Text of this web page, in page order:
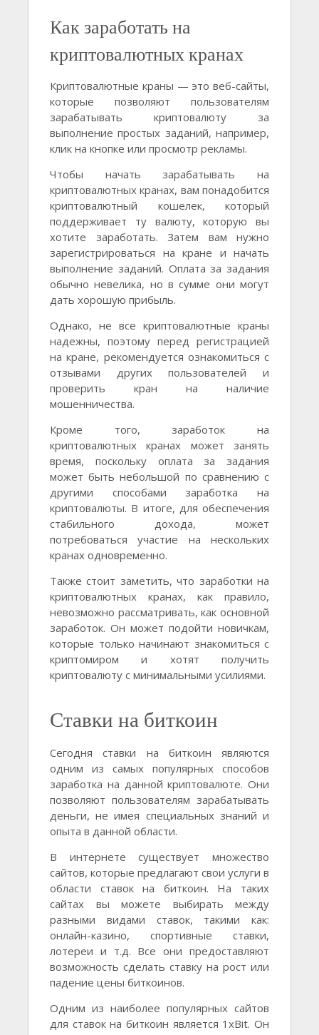
Как заработать на
криптовалютных кранах
Криптовалютные краны — это веб-сайты,
которые позволяют пользователям
зарабатывать криптовалюту за
выполнение простых заданий, например,
клик на кнопке или просмотр рекламы.
Чтобы начать зарабатывать на
криптовалютных кранах, вам понадобится
криптовалютный кошелек, который
поддерживает ту валюту, которую вы
хотите заработать. Затем вам нужно
зарегистрироваться на кране и начать
выполнение заданий. Оплата за задания
обычно невелика, но в сумме они могут
дать хорошую прибыль.
Однако, не все криптовалютные краны
надежны, поэтому перед регистрацией
на кране, рекомендуется ознакомиться с
отзывами других пользователей и
проверить кран на наличие
мошенничества.
Кроме того, заработок на
криптовалютных кранах может занять
время, поскольку оплата за задания
может быть небольшой по сравнению с
другими способами заработка на
криптовалюты. В итоге, для обеспечения
стабильного дохода, может
потребоваться участие на нескольких
кранах одновременно.
Также стоит заметить, что заработки на
криптовалютных кранах, как правило,
невозможно рассматривать, как основной
заработок. Он может подойти новичкам,
которые только начинают знакомиться с
криптомиром и хотят получить
криптовалюту с минимальными усилиями.
Ставки на биткоин
Сегодня ставки на биткоин являются
одним из самых популярных способов
заработка на данной криптовалюте. Они
позволяют пользователям зарабатывать
деньги, не имея специальных знаний и
опыта в данной области.
В интернете существует множество
сайтов, которые предлагают свои услуги в
области ставок на биткоин. На таких
сайтах вы можете выбирать между
разными видами ставок, такими как:
онлайн-казино, спортивные ставки,
лотереи и т.д. Все они предоставляют
возможность сделать ставку на рост или
падение цены биткоинов.
Одним из наиболее популярных сайтов
для ставок на биткоин является 1xBit. Он